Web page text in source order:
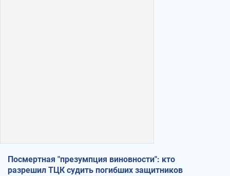
Посмертная "презумпция виновности": кто
разрешил ТЦК судить погибших защитников